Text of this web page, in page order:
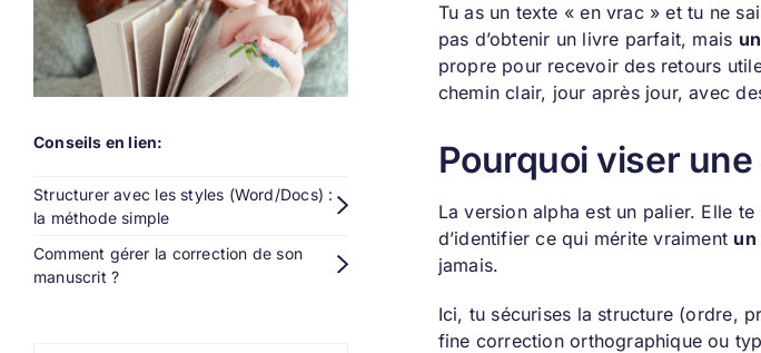
Conseils en lien:
Structurer avec les styles (Word/Docs) :
la méthode simple
Comment gérer la correction de son
manuscrit ?
Tu as un texte « en vrac » et tu ne
pas d’obtenir un livre parfait, mais
propre pour recevoir des retours
chemin clair, jour après jour, avec
Pourquoi viser
La version alpha est un palier. Elle
d’identifier ce qui mérite vraiment
jamais.
Ici, tu sécurises la structure (ordre,
fine correction orthographique ou